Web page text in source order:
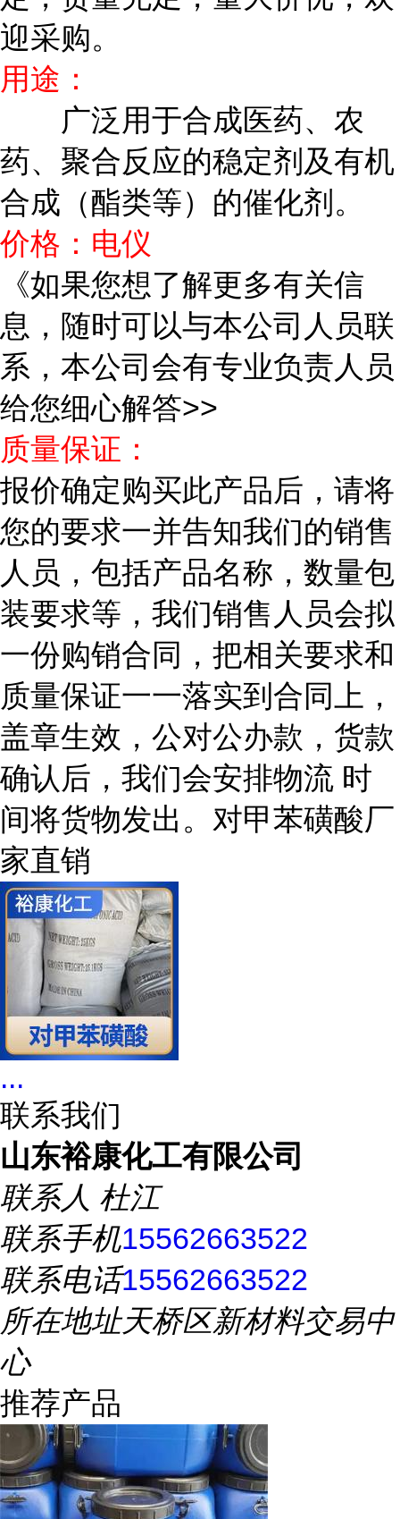
迎采购。
用途：
广泛用于合成医药、农
药、聚合反应的稳定剂及有机
合成（酯类等）的催化剂。
价格：电仪
《如果您想了解更多有关信
息，随时可以与本公司人员联
系，本公司会有专业负责人员
给您细心解答>>
质量保证：
报价确定购买此产品后，请将
您的要求一并告知我们的销售
人员，包括产品名称，数量包
装要求等，我们销售人员会拟
一份购销合同，把相关要求和
质量保证一一落实到合同上，
盖章生效，公对公办款，货款
确认后，我们会安排物流 时
间将货物发出。对甲苯磺酸厂
家直销
...
联系我们
山东裕康化工有限公司
联系人 杜江
联系手机15562663522
联系电话15562663522
所在地址天桥区新材料交易中
心
推荐产品